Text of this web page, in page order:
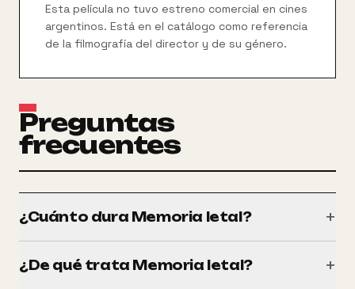
Esta película no tuvo estreno comercial en cines
argentinos. Está en el catálogo como referencia
de la filmografía del director y de su género.
Preguntas
frecuentes
¿Cuánto dura Memoria letal? +
¿De qué trata Memoria letal? +